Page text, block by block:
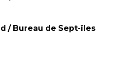
/ Bureau de Sept-îles